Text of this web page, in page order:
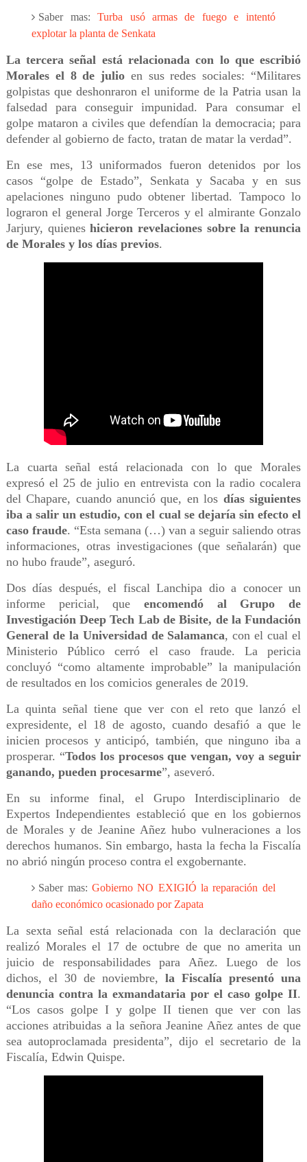
Saber mas:Turba usó armas de fuego e intentó
explotar la planta de Senkata
La tercera señal está relacionada con lo que escribió
Morales el 8 de julio en sus redes sociales: “Militares
golpistas que deshonraron el uniforme de la Patria usan la
falsedad para conseguir impunidad. Para consumar el
golpe mataron a civiles que defendían la democracia; para
defender al gobierno de facto, tratan de matar la verdad”.
En ese mes, 13 uniformados fueron detenidos por los
casos “golpe de Estado”, Senkata y Sacaba y en sus
apelaciones ninguno pudo obtener libertad. Tampoco lo
lograron el general Jorge Terceros y el almirante Gonzalo
Jarjury, quieneshicieron revelaciones sobre la renuncia
de Morales y los días previos.
La cuarta señal está relacionada con lo que Morales
expresó el 25 de julio en entrevista con la radio cocalera
del Chapare, cuando anunció que, en los días siguientes
iba a salir un estudio, con el cual se dejaría sin efecto el
caso fraude. “Esta semana (…) van a seguir saliendo otras
informaciones, otras investigaciones (que señalarán) que
no hubo fraude”, aseguró.
Dos días después, el fiscal Lanchipa dio a conocer un
informe pericial, que encomendó al Grupo de
Investigación Deep Tech Lab de Bisite, de la Fundación
General de la Universidad de Salamanca, con el cual el
Ministerio Público cerró el caso fraude. La pericia
concluyó “como altamente improbable” la manipulación
de resultados en los comicios generales de 2019.
La quinta señal tiene que ver con el reto que lanzó el
expresidente, el 18 de agosto, cuando desafió a que le
inicien procesos y anticipó, también, que ninguno iba a
prosperar. “Todos los procesos que vengan, voy a seguir
ganando, pueden procesarme”, aseveró.
En su informe final, el Grupo Interdisciplinario de
Expertos Independientes estableció que en los gobiernos
de Morales y de Jeanine Añez hubo vulneraciones a los
derechos humanos. Sin embargo, hasta la fecha la Fiscalía
no abrió ningún proceso contra el exgobernante.
Saber mas:Gobierno NO EXIGIÓ la reparación del
daño económico ocasionado por Zapata
La sexta señal está relacionada con la declaración que
realizó Morales el 17 de octubre de que no amerita un
juicio de responsabilidades para Añez. Luego de los
dichos, el 30 de noviembre,la Fiscalía presentó una
denuncia contra la exmandataria por el caso golpe II.
“Los casos golpe I y golpe II tienen que ver con las
acciones atribuidas a la señora Jeanine Añez antes de que
sea autoproclamada presidenta”, dijo el secretario de la
Fiscalía, Edwin Quispe.